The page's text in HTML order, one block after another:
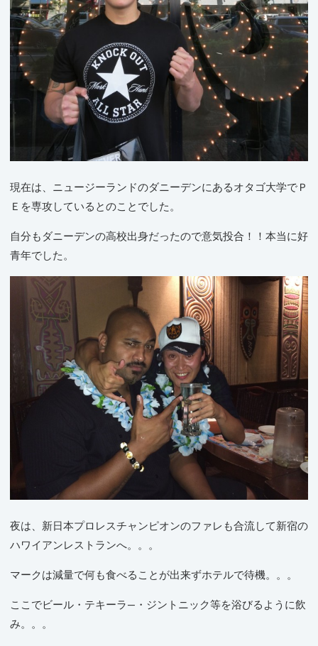
現在は、ニュージーランドのダニーデンにあるオタゴ大学でＰ
Ｅを専攻しているとのことでした。
自分もダニーデンの高校出身だったので意気投合！！本当に好
青年でした。
夜は、新日本プロレスチャンピオンのファレも合流して新宿の
ハワイアンレストランへ。。。
マークは減量で何も食べることが出来ずホテルで待機。。。
ここでビール・テキーラ―・ジントニック等を浴びるように飲
み。。。